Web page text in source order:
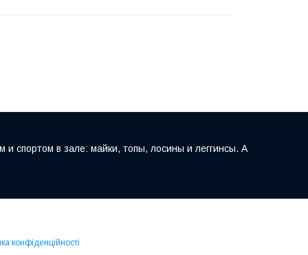
спортом в зале: майки, топы, лосины и леггинсы. А
конфіденційності